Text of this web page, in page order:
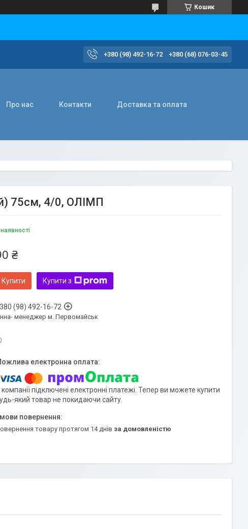
Кошик
+380 (98) 492-16-72 +380 (68) 076-03-45
Про нас Контакти Доставка та оплата
75см, 4/0, ОЛІМП
наявності
₴
Купити Купити з
(98) 492-16-72
менеджер м. Первомайськ
компанії підключені електронні платежі. Тепер ви можете купити
який товар не покидаючи сайту.
повернення товару протягом 14 днів за домовленістю